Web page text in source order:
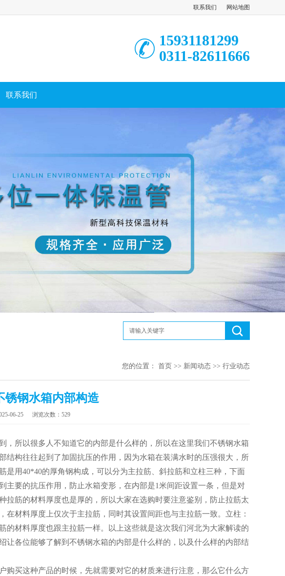
联系我们 网站地图
15931181299
0311-82611666
联系我们
您的位置： 首页 >> 新闻动态 >> 行业动态
锈钢水箱内部构造
06-25 浏览次数：529
，所以很多人不知道它的内部是什么样的，所以在这里我们不锈钢水箱
结构往往起到了加固抗压的作用，因为水箱在装满水时的压强很大，所
是用40*40的厚角钢构成，可以分为主拉筋、斜拉筋和立柱三种，下面
主要的抗压作用，防止水箱变形，在内部是1米间距设置一条，但是对
拉筋的材料厚度也是厚的，所以大家在选购时要注意鉴别，防止拉筋太
材料厚度上仅次于主拉筋，同时其设置间距也与主拉筋一致。立柱：
的材料厚度也跟主拉筋一样。以上这些就是这次我们河北为大家解读的
让各位能够了解到不锈钢水箱的内部是什么样的，以及什么样的内部结
购买这种产品的时候，先就需要对它的材质来进行注意，那么它什么方